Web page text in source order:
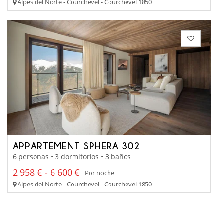
Alpes del Norte - Courchevel - Courchevel 1850
APPARTEMENT SPHERA 302
6 personas • 3 dormitorios • 3 baños
2 958 € - 6 600 €
Por noche
Alpes del Norte - Courchevel - Courchevel 1850